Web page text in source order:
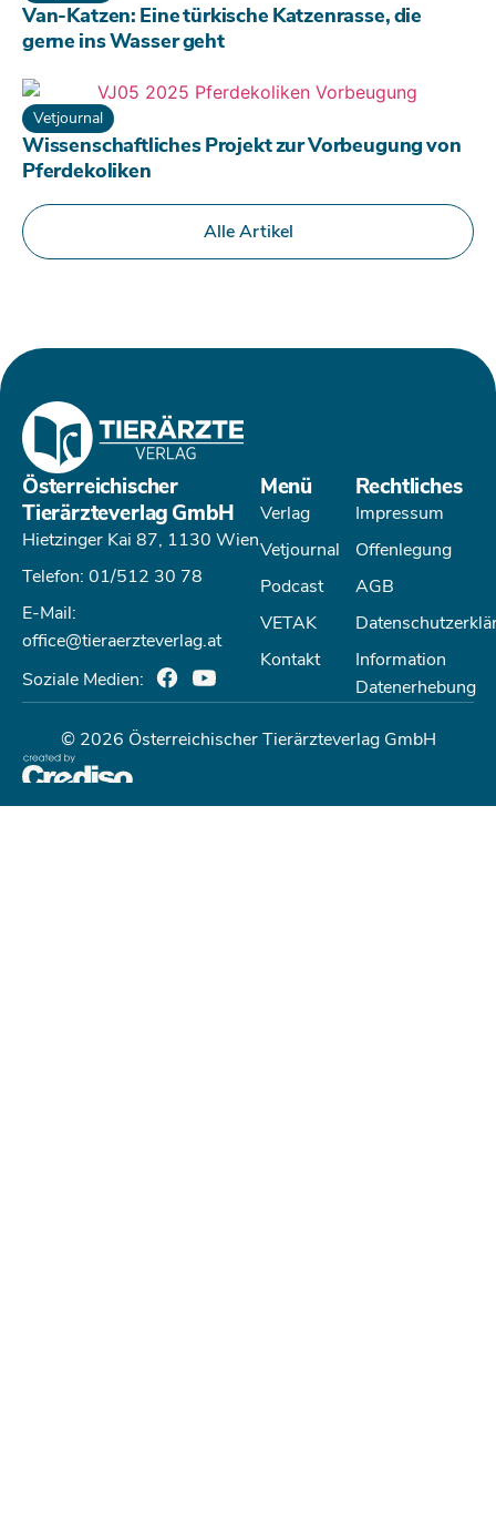
Van-Katzen: Eine türkische Katzenrasse, die
gerne ins Wasser geht
Vetjournal
Wissenschaftliches Projekt zur Vorbeugung von
Pferdekoliken
Alle Artikel
Menü
Verlag
Vetjournal
Podcast
VETAK
Kontakt
Rechtliches
Impressum
Offenlegung
AGB
Information
Datenerhebung
Österreichischer
Tierärzteverlag GmbH
Hietzinger Kai 87, 1130 Wien
Telefon: 01/512 30 78
E-Mail:
office@tieraerzteverlag.at
Soziale Medien:
© 2026 Österreichischer Tierärzteverlag GmbH